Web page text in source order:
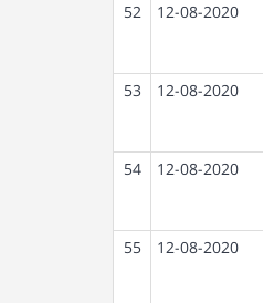
52 12-08-2020
53 12-08-2020
54 12-08-2020
55 12-08-2020